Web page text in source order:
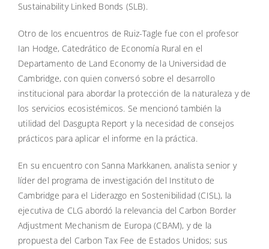
Sustainability Linked Bonds (SLB).
Otro de los encuentros de Ruiz-Tagle fue con el profesor
Ian Hodge, Catedrático de Economía Rural en el
Departamento de Land Economy de la Universidad de
Cambridge, con quien conversó sobre el desarrollo
institucional para abordar la protección de la naturaleza y de
los servicios ecosistémicos. Se mencionó también la
utilidad del Dasgupta Report y la necesidad de consejos
prácticos para aplicar el informe en la práctica.
En su encuentro con Sanna Markkanen, analista senior y
líder del programa de investigación del Instituto de
Cambridge para el Liderazgo en Sostenibilidad (CISL), la
ejecutiva de CLG abordó la relevancia del Carbon Border
Adjustment Mechanism de Europa (CBAM), y de la
propuesta del Carbon Tax Fee de Estados Unidos; sus